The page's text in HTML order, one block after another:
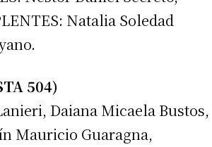
Natalia Soledad
504)
Daiana Micaela Bustos,
Mauricio Guaragna,